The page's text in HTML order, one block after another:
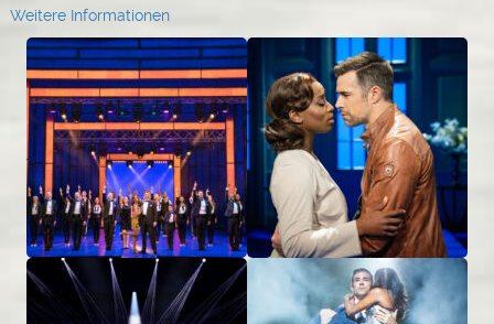
Weitere Informationen